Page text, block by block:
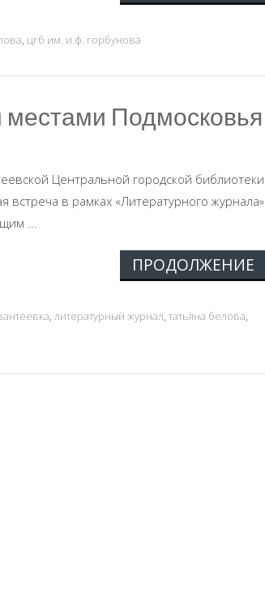
, цгб им. и.ф. горбунова
Подмосковья
Центральной городской библиотеки
в рамках «Литературного журнала»
...
ПРОДОЛЖЕНИЕ
, литературный журнал, татьяна белова,